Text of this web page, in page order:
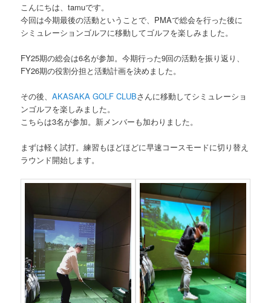
こんにちは、tamuです。
今回は今期最後の活動ということで、PMAで総会を行った後に
シミュレーションゴルフに移動してゴルフを楽しみました。
FY25期の総会は6名が参加。今期行った9回の活動を振り返り、
FY26期の役割分担と活動計画を決めました。
その後、AKASAKA GOLF CLUBさんに移動してシミュレーショ
ンゴルフを楽しみました。
こちらは3名が参加。新メンバーも加わりました。
まずは軽く試打。練習もほどほどに早速コースモードに切り替え
ラウンド開始します。